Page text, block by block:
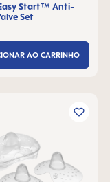
Start™ Anti-
Set
AO CARRINHO